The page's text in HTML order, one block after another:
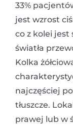
33%
jest wzrost
co z kolei
światła
Kolka
najczęściej
tłuszcze.
prawej lub w